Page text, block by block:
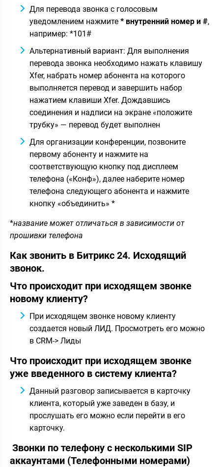
Для перевода звонка с голосовым
уведомлением нажмите * внутренний номер и #,
например: *101#
Альтернативный вариант: Для выполнения
перевода звонка необходимо нажать клавишу
Xfer, набрать номер абонента на которого
выполняется перевод и завершить набор
нажатием клавиши Xfer. Дождавшись
соединения и надписи на экране «положите
трубку» — перевод будет выполнен
Для организации конференции, позвоните
первому абоненту и нажмите на
соответствующую кнопку под дисплеем
телефона («Конф»), далее наберите номер
телефона следующего абонента и нажмите
кнопку «объединить» *
*название может отличаться в зависимости от
прошивки телефона
Как звонить в Битрикс 24. Исходящий
звонок.
Что происходит при исходящем звонке
новому клиенту?
При исходящем звонке новому клиенту
создается новый ЛИД. Просмотреть его можно
в CRM-> Лиды
Что происходит при исходящем звонке
уже введенного в систему клиента?
Данный разговор записывается в карточку
клиента, который уже заведен в базу, и
прослушать его можно если перейти в его
карточку.
Звонки по телефону с несколькими SIP
аккаунтами (Телефонными номерами)